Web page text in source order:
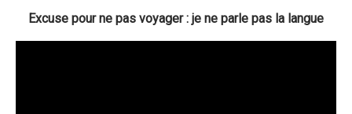
Excuse pour ne pas voyager : je ne parle pas la langue